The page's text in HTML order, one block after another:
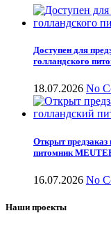
Доступен для
голландского
18.07.2026 No
Открыт
питомник
16.07.2026 No
Наши проекты